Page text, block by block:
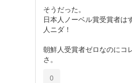
そうだった。
日本人ノーベル賞受賞者は
人ニダ！
朝鮮人受賞者ゼロなのにコ
さ。
0